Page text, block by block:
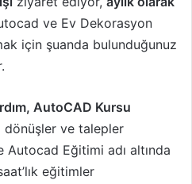
ve Ev Dekorasyon
için şuanda bulunduğunuz
AutoCAD Kursu
ve talepler
Autocad Eğitimi adı altında
eğitimler